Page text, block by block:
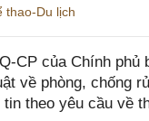
thao-Du lịch
CP của Chính
về phòng, chống
theo yêu cầu về